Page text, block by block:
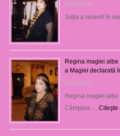
23/08/2025
Soţia a revenit în
Regina magiei
a Magiei declarată
16/07/2025
Regina magiei
Câmpina, … Citeşte